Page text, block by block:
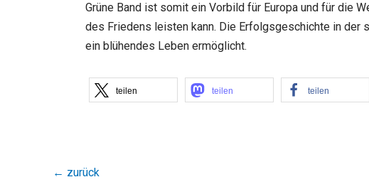
Grüne Band ist somit ein Vorbild für Europa und für die
des Friedens leisten kann. Die Erfolgsgeschichte in der
ein blühendes Leben ermöglicht.
teilen teilen teilen
← zurück